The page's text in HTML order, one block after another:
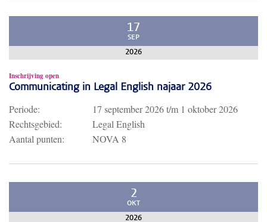
17
SEP
2026
Inschrijving open
Communicating in Legal English najaar 2026
Periode: 17 september 2026t/m 1 oktober 2026
Rechtsgebied:
Legal English
Aantal punten:
NOVA 8
2
OKT
2026